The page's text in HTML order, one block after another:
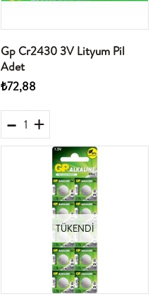
Gp Cr2430 3V Lityum Pil
Adet
₺72,88
TÜKENDI